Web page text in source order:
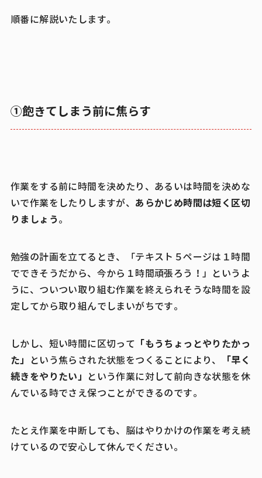
順番に解説いたします。
①飽きてしまう前に焦らす
作業をする前に時間を決めたり、あるいは時間を決めな
いで作業をしたりしますが、 あらかじめ時間は短く区切
りましょう 。
勉強の計画を立てるとき、「テキスト５ページは１時間
でできそうだから、今から１時間頑張ろう！」というよ
うに、ついつい取り組む作業を終えられそうな時間を設
定してから取り組んでしまいがちです。
しかし、短い時間に区切って 「もうちょっとやりたかっ
た」
という焦らされた状態をつくることにより、
「早く
続きをやりたい」
という作業に対して前向きな状態を休
んでいる時でさえ保つことができるのです。
たとえ作業を中断しても、脳はやりかけの作業を考え続
けているので安心して休んでください。